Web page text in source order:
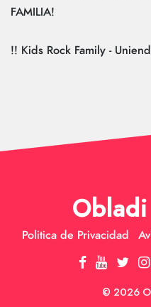
FAMILIA!
!! Kids Rock Family -
Politica de Privacidad
© 2026